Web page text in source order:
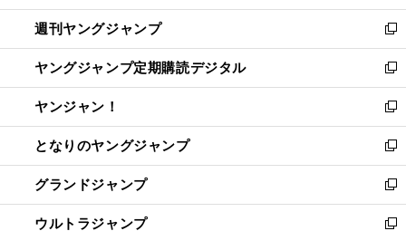
開
く
ウ
で
開
く
ン
ド
ウ
で
開
く
ウ
ィ
ン
ド
ウ
で
開
く
週刊ヤングジャンプ
新
し
い
ウ
ィ
ン
ド
ウ
で
開
く
ヤングジャンプ定期購読デジタル
新
し
い
ウ
ィ
ン
ド
ウ
で
ヤンジャン！
新
し
い
ウ
ィ
ン
ド
となりのヤングジャンプ
新
し
い
ウ
ィ
グランドジャンプ
新
し
い
ウルトラジャンプ
新